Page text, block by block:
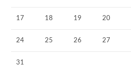
17 18 19 20
24 25 26 27
31